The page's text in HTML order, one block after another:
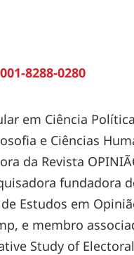
8288-0280
em Ciência
e Ciências
da Revista
fundadora
de Estudos em
e membro
Study of Electoral